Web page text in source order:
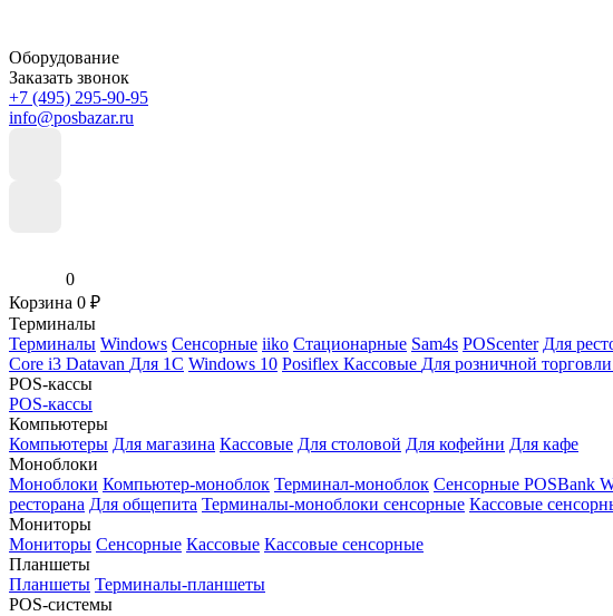
Оборудование
Заказать звонок
+7 (495) 295-90-95
info@posbazar.ru
0
Корзина 0 ₽
Терминалы
Терминалы Windows Сенсорные iiko Стационарные Sam4s POScenter Для
Core i3 Datavan Для 1С Windows 10 Posiflex Кассовые Для розничной торговли
POS-кассы
POS-кассы
Компьютеры
Компьютеры Для магазина Кассовые Для столовой Для кофейни Для кафе
Моноблоки
Моноблоки Компьютер-моноблок Терминал-моноблок Сенсорные POSBank
ресторана Для общепита Терминалы-моноблоки сенсорные Кассовые
Мониторы
Мониторы Сенсорные Кассовые Кассовые сенсорные
Планшеты
Планшеты Терминалы-планшеты
POS-системы